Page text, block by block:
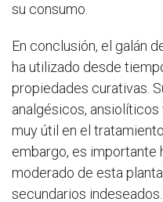
su consumo.
En conclusión, el galán
ha utilizado desde
propiedades curativas.
analgésicos,
muy útil en el
embargo, es importante
moderado de esta
secundarios indeseados.